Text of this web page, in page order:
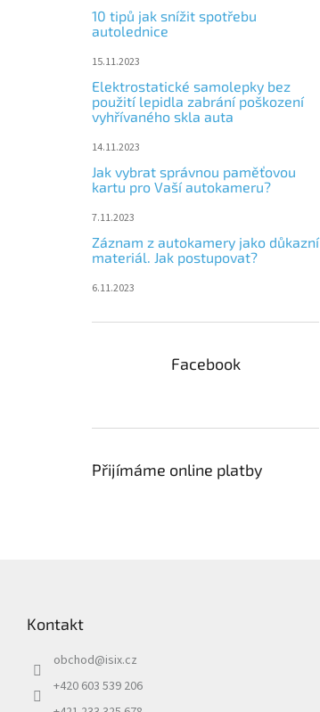
10 tipů jak snížit spotřebu
autolednice
15.11.2023
Elektrostatické samolepky bez
použití lepidla zabrání poškození
vyhřívaného skla auta
14.11.2023
Jak vybrat správnou paměťovou
kartu pro Vaší autokameru?
7.11.2023
Záznam z autokamery jako důkazní
materiál. Jak postupovat?
6.11.2023
Facebook
Přijímáme online platby
Kontakt
obchod@isix.cz
+420 603 539 206